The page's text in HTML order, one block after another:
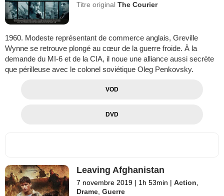
Titre originalThe Courier
1960. Modeste représentant de commerce anglais, Greville
Wynne se retrouve plongé au cœur de la guerre froide. À la
demande du MI-6 et de la CIA, il noue une alliance aussi secrète
que périlleuse avec le colonel soviétique Oleg Penkovsky.
VOD
DVD
Leaving Afghanistan
7 novembre 2019 | 1h 53min | Action
Drame ,Guerre